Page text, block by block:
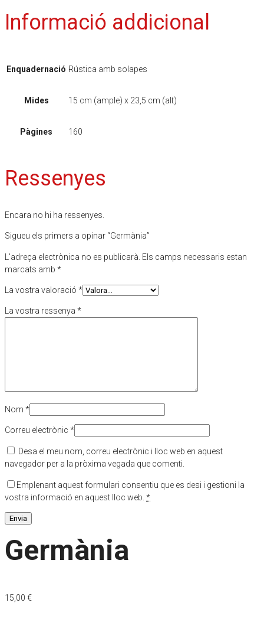
Informació addicional
Enquadernació Rústica amb solapes
Mides 15 cm (ample) x 23,5 cm (alt)
Pàgines 160
Ressenyes
Encara no hi ha ressenyes.
Sigueu els primers a opinar “Germània”
L'adreça electrònica no es publicarà. Els camps necessaris estan
marcats amb *
La vostra valoració *
La vostra ressenya *
Nom *
Correu electrònic *
Desa el meu nom, correu electrònic i lloc web en aquest
navegador per a la pròxima vegada que comenti.
Emplenant aquest formulari consentiu que es desi i gestioni la
vostra informació en aquest lloc web. *
Germània
15,00 €